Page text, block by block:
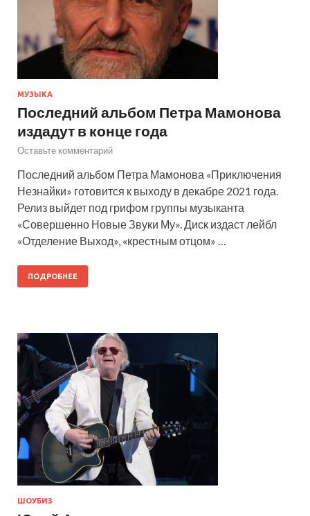
МУЗЫКА
Последний альбом Петра Мамонова
издадут в конце года
Оставьте комментарий
Последний альбом Петра Мамонова «Приключения
Незнайки» готовится к выходу в декабре 2021 года.
Релиз выйдет под грифом группы музыканта
«Совершенно Новые Звуки Му». Диск издаст лейбл
«Отделение Выход», «крестным отцом» …
ПОДРОБНЕЕ
ШОУБИЗ